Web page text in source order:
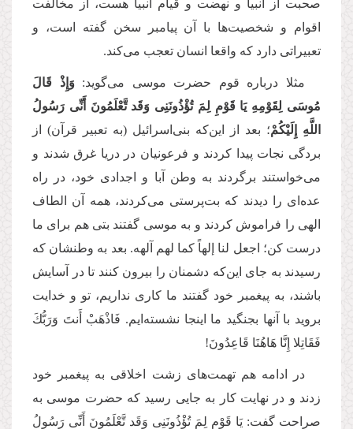
صحبت از انبیا و نهضت و قیام انبیا هست، از مخالفت
اقوام و شخصیت‌ها با آن پیامبر سخن گفته است، و
تعبیراتی دارد که واقعا انسان تعجب می‌کند.
مثلا درباره قوم حضرت موسی می‌گوید:وَإِذْ قَالَ
مُوسَى لِقَوْمِهِ یَا قَوْمِ لِمَ تُؤْذُونَنِی وَقَد تَّعْلَمُونَ أَنِّی رَسُولُ
اللَّهِ إِلَیْكُمْ؛ بعد از این‌که بنی‌اسرائیل (به تعبیر قرآن) از
بردگی نجات پیدا کردند و فرعونیان در دریا غرق شدند و
می‌خواستند برگردند به وطن آبا و اجدادی خود، در راه
عده‌ای را دیدند که بت‌پرستی می‌کردند، همه آن الطاف
الهی را فراموش کردند و به موسی گفتند بتی هم برای ما
درست کن؛ اجعل لنا إلهاً کما لهم آلهه. بعد به وطنشان که
رسیدند به جای این‌که دشمنان را بیرون کنند تا در آسایش
باشند، به پیغمبر خود گفتند ما کاری نداریم، تو و خدایت
بروید با آنها بجنگید ما اینجا نشسته‌ایم. فَاذْهَبْ أَنتَ وَرَبُّكَ
فَقَاتِلا إِنَّا هَاهُنَا قَاعِدُونَ!
در ادامه هم تهمت‌های زشت اخلاقی به پیغمبر خود
زدند و در نهایت کار به جایی رسید که حضرت موسی به
صراحت گفت: یَا قَوْمِ لِمَ تُؤْذُونَنِی وَقَد تَّعْلَمُونَ أَنِّی رَسُولُ